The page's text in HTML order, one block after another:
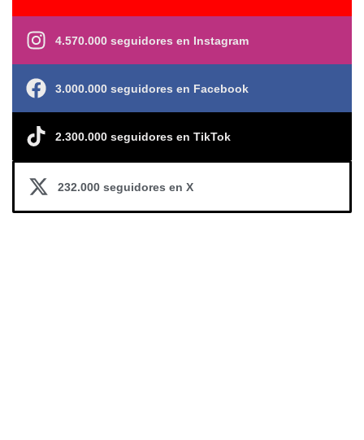
4.570.000 seguidores en Instagram
3.000.000 seguidores en Facebook
2.300.000 seguidores en TikTok
232.000 seguidores en X